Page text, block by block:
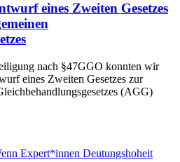
eines Zweiten Gesetzes
nach §47GGO konnten wir
eines Zweiten Gesetzes zur
(AGG)